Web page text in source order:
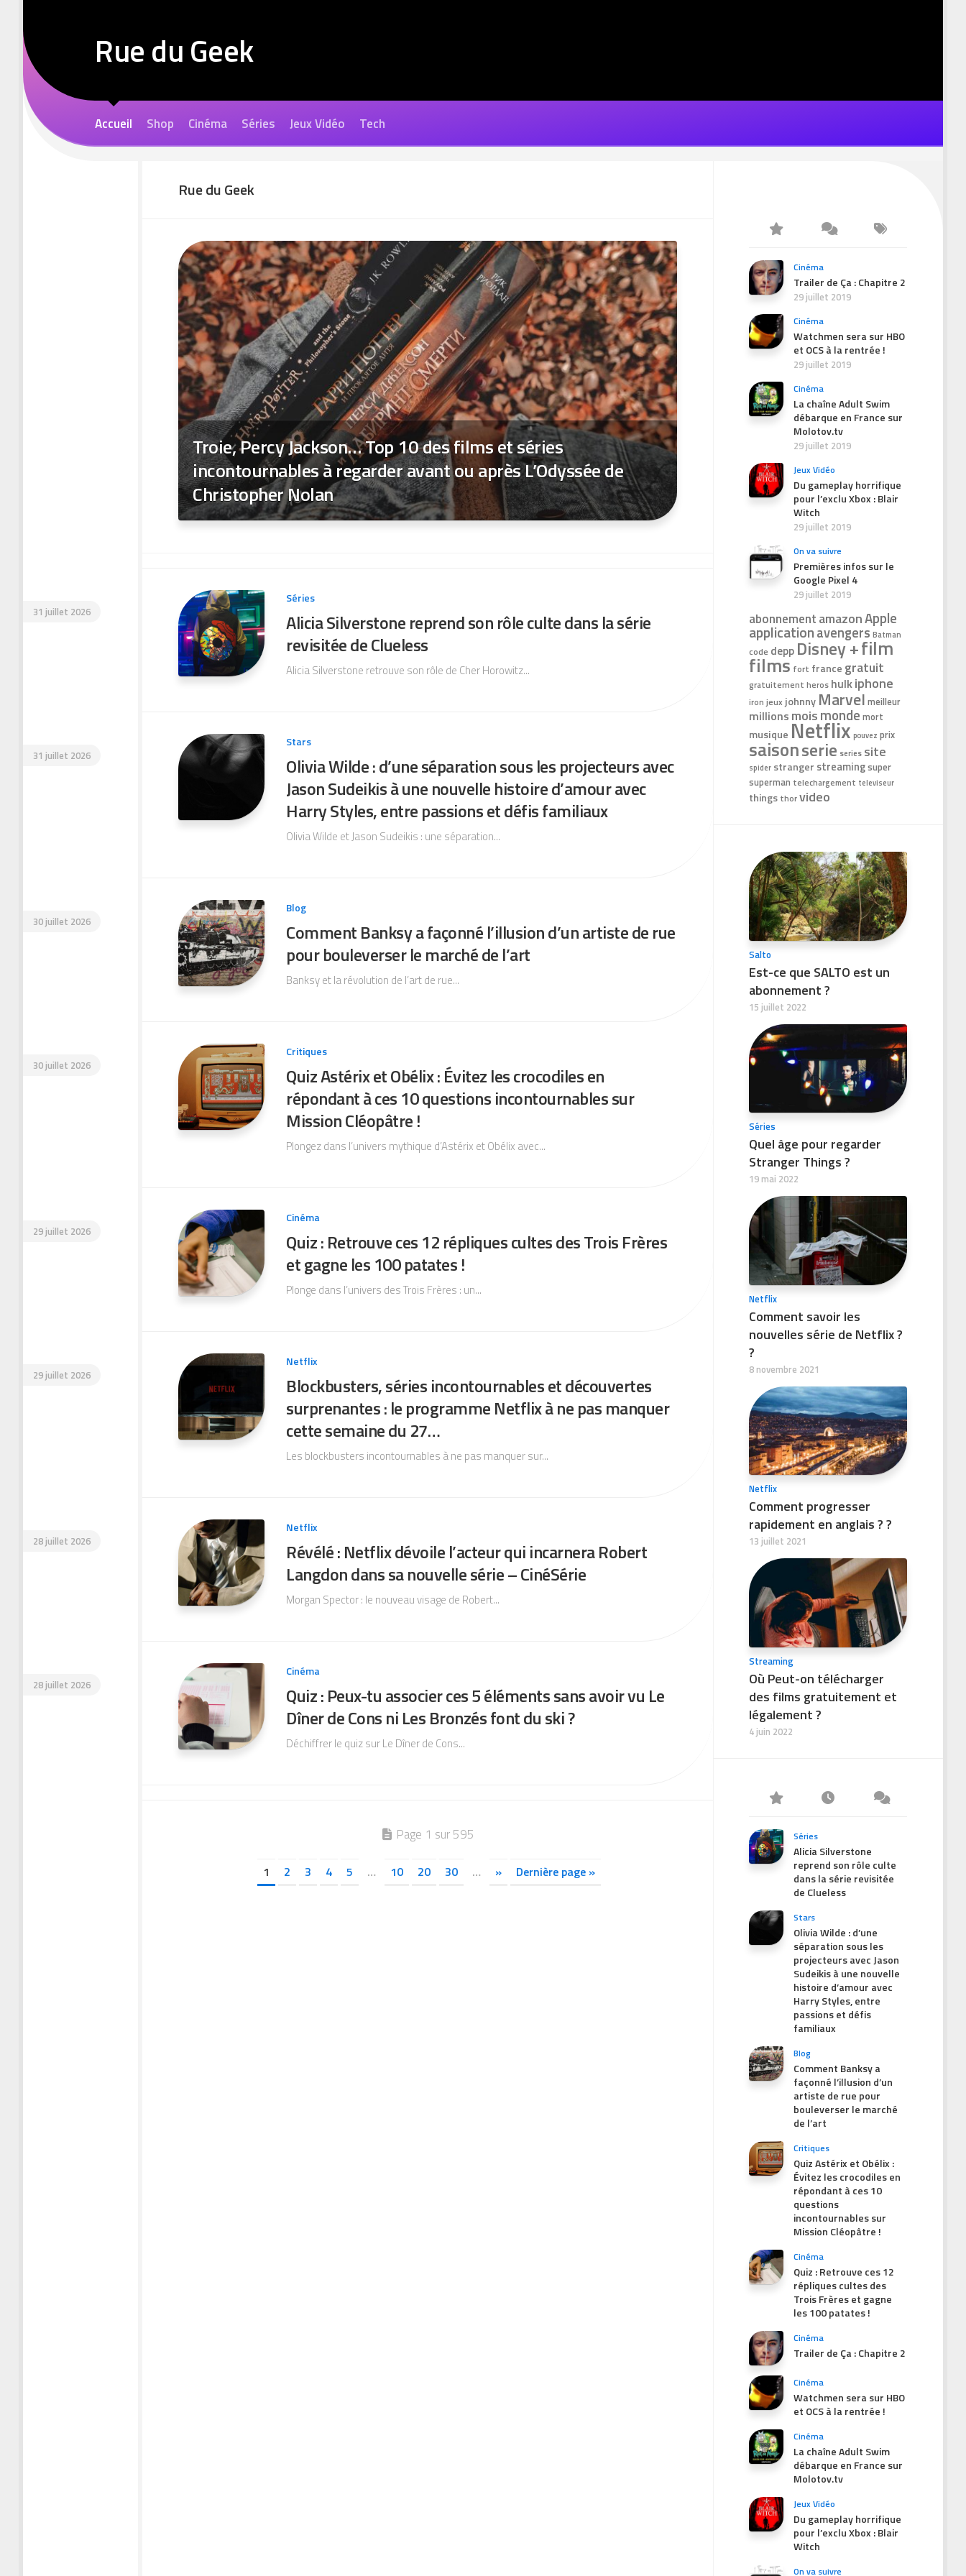
content
Rue du Geek
Accueil Shop Cinéma Séries Jeux Vidéo Tech
Rue du Geek
Troie, Percy Jackson… Top 10 des films et séries
incontournables à regarder avant ou après L’Odyssée de
Christopher Nolan
Séries
Alicia Silverstone reprend son rôle culte dans la série
revisitée de Clueless
Alicia Silverstone retrouve son rôle de Cher Horowitz...
31 juillet 2026
Stars
Olivia Wilde : d’une séparation sous les projecteurs avec
Jason Sudeikis à une nouvelle histoire d’amour avec
Harry Styles, entre passions et défis familiaux
Olivia Wilde et Jason Sudeikis : une séparation...
31 juillet 2026
Blog
Comment Banksy a façonné l’illusion d’un artiste de rue
pour bouleverser le marché de l’art
Banksy et la révolution de l’art de rue...
30 juillet 2026
Critiques
Quiz Astérix et Obélix : Évitez les crocodiles en
répondant à ces 10 questions incontournables sur
Mission Cléopâtre !
Plongez dans l’univers mythique d’Astérix et Obélix avec...
30 juillet 2026
Cinéma
Quiz : Retrouve ces 12 répliques cultes des Trois Frères
et gagne les 100 patates !
Plonge dans l’univers des Trois Frères : un...
29 juillet 2026
Netflix
Blockbusters, séries incontournables et découvertes
surprenantes : le programme Netflix à ne pas manquer
cette semaine du 27…
Les blockbusters incontournables à ne pas manquer sur...
29 juillet 2026
Netflix
Révélé : Netflix dévoile l’acteur qui incarnera Robert
Langdon dans sa nouvelle série – CinéSérie
Morgan Spector : le nouveau visage de Robert...
28 juillet 2026
Cinéma
Quiz : Peux-tu associer ces 5 éléments sans avoir vu Le
Dîner de Cons ni Les Bronzés font du ski ?
Déchiffrer le quiz sur Le Dîner de Cons...
28 juillet 2026
Page 1 sur 595
1 2 3 4 5 … 10 20 30 … » Dernière page »
Cinéma
Trailer de Ça : Chapitre 2
29 juillet 2019
Cinéma
Watchmen sera sur HBO
et OCS à la rentrée !
29 juillet 2019
Cinéma
La chaîne Adult Swim
débarque en France sur
Molotov.tv
29 juillet 2019
Jeux Vidéo
Du gameplay horrifique
pour l’exclu Xbox : Blair
Witch
29 juillet 2019
On va suivre
Premières infos sur le
Google Pixel 4
29 juillet 2019
abonnementamazonApple
applicationavengers Batman
code depp Disney +film
films fort france gratuit
gratuitement heros hulkiphone
iron jeux johnny Marvel meilleur
millions moismonde mort
musique Netflixpouvez prix
saisonserie series site
spider stranger streamingsuper
superman telechargement televiseur
things thorvideo
Salto
Est-ce que SALTO est un
abonnement ?
15 juillet 2022
Séries
Quel âge pour regarder
Stranger Things ?
19 mai 2022
Netflix
Comment savoir les
nouvelles série de Netflix ?
?
8 novembre 2021
Netflix
Comment progresser
rapidement en anglais ? ?
13 juillet 2021
Streaming
Où Peut-on télécharger
des films gratuitement et
légalement ?
4 juin 2022
Séries
Alicia Silverstone
reprend son rôle culte
dans la série revisitée
de Clueless
Stars
Olivia Wilde : d’une
séparation sous les
projecteurs avec Jason
Sudeikis à une nouvelle
histoire d’amour avec
Harry Styles, entre
passions et défis
familiaux
Blog
Comment Banksy a
façonné l’illusion d’un
artiste de rue pour
bouleverser le marché
de l’art
Critiques
Quiz Astérix et Obélix :
Évitez les crocodiles en
répondant à ces 10
questions
incontournables sur
Mission Cléopâtre !
Cinéma
Quiz : Retrouve ces 12
répliques cultes des
Trois Frères et gagne
les 100 patates !
Cinéma
Trailer de Ça : Chapitre 2
Cinéma
Watchmen sera sur HBO
et OCS à la rentrée !
Cinéma
La chaîne Adult Swim
débarque en France sur
Molotov.tv
Jeux Vidéo
Du gameplay horrifique
pour l’exclu Xbox : Blair
Witch
On va suivre